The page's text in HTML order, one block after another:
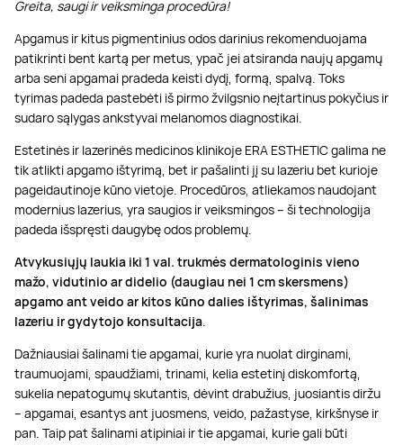
Greita, saugi ir veiksminga procedūra!
Apgamus ir kitus pigmentinius odos darinius rekomenduojama
patikrinti bent kartą per metus, ypač jei atsiranda naujų apgamų
arba seni apgamai pradeda keisti dydį, formą, spalvą. Toks
tyrimas padeda pastebėti iš pirmo žvilgsnio neįtartinus pokyčius ir
sudaro sąlygas ankstyvai melanomos diagnostikai.
Estetinės ir lazerinės medicinos klinikoje ERA ESTHETIC galima ne
tik atlikti apgamo ištyrimą, bet ir pašalinti jį su lazeriu bet kurioje
pageidautinoje kūno vietoje. Procedūros, atliekamos naudojant
modernius lazerius, yra saugios ir veiksmingos – ši technologija
padeda išspręsti daugybę odos problemų.
Atvykusiųjų laukia iki 1 val. trukmės dermatologinis vieno
mažo, vidutinio ar didelio (daugiau nei 1 cm skersmens)
apgamo ant veido ar kitos kūno dalies ištyrimas, šalinimas
lazeriu ir gydytojo konsultacija.
Dažniausiai šalinami tie apgamai, kurie yra nuolat dirginami,
traumuojami, spaudžiami, trinami, kelia estetinį diskomfortą,
sukelia nepatogumų skutantis, dėvint drabužius, juosiantis diržu
– apgamai, esantys ant juosmens, veido, pažastyse, kirkšnyse ir
pan. Taip pat šalinami atipiniai ir tie apgamai, kurie gali būti